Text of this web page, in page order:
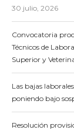
30 julio, 2026
Convocatoria
Técnicos de
Superior y
Las bajas
poniendo bajo
Resolución